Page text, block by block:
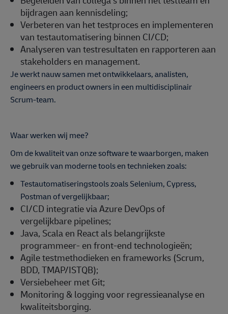
bijdragen aan kennisdeling;
Verbeteren van het testproces en implementeren
van testautomatisering binnen CI/CD;
Analyseren van testresultaten en rapporteren aan
stakeholders en management.
Je werkt nauw samen met ontwikkelaars, analisten,
engineers en product owners in een multidisciplinair
Scrum-team.
Waar werken wij mee?
Om de kwaliteit van onze software te waarborgen, maken
we gebruik van moderne tools en technieken zoals:
Testautomatiseringstools zoals Selenium, Cypress,
Postman of vergelijkbaar;
CI/CD integratie via Azure DevOps of
vergelijkbare pipelines;
Java, Scala en React als belangrijkste
programmeer- en front-end technologieën;
Agile testmethodieken en frameworks (Scrum,
BDD, TMAP/ISTQB);
Versiebeheer met Git;
Monitoring & logging voor regressieanalyse en
kwaliteitsborging.